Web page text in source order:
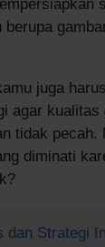
juga
agar kualitas
tidak pecah.
diminati
dan Strategi